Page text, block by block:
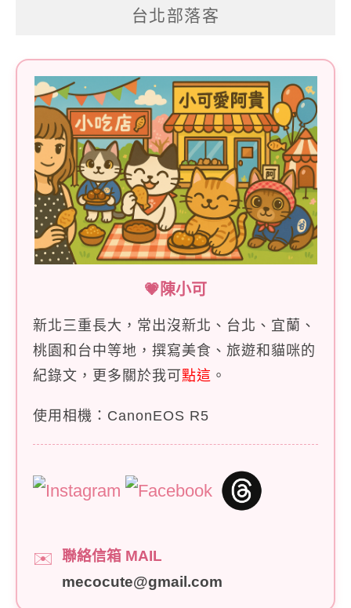
台北部落客
💗陳小可
新北三重長大，常出沒新北、台北、宜蘭、
桃園和台中等地，撰寫美食、旅遊和貓咪的
紀錄文，更多關於我可點這 。
使用相機：CanonEOS R5
✉️
聯絡信箱 MAIL
mecocute@gmail.com